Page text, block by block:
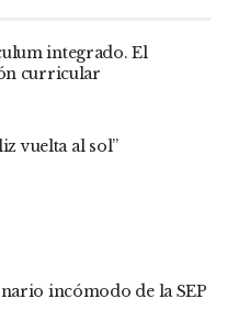
integrado. El
curricular
vuelta al sol”
incómodo de la SEP